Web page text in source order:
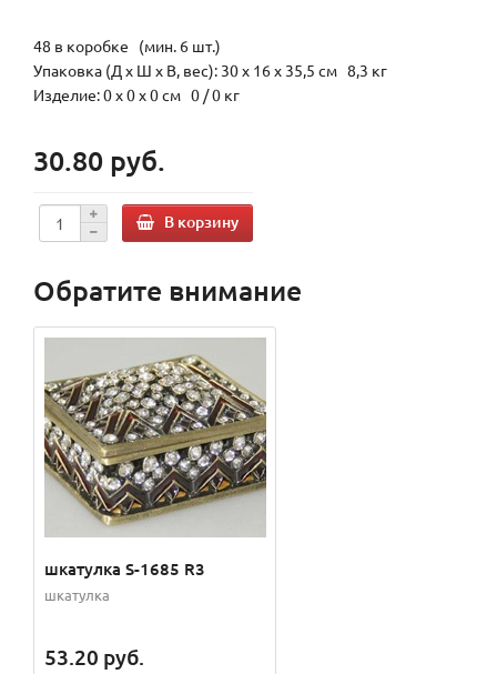
48 в коробке (мин. 6 шт.)
Упаковка (Д х Ш х В, вес): 30 x 16 x 35,5 см 8,3 кг
Изделие: 0 x 0 x 0 см 0 / 0 кг
30.80 руб.
В корзину
Обратите внимание
шкатулка S-1685 R3
шкатулка
53.20 руб.